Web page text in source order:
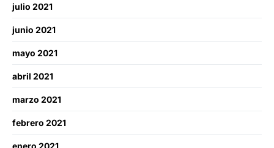
julio 2021
junio 2021
mayo 2021
abril 2021
marzo 2021
febrero 2021
enero 2021